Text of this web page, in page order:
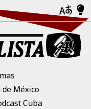
México
Cuba